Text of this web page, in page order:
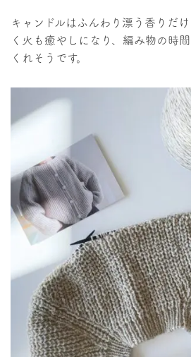
キャンドルはふんわり漂う香りだ
く火も癒やしになり、編み物の時
くれそうです。